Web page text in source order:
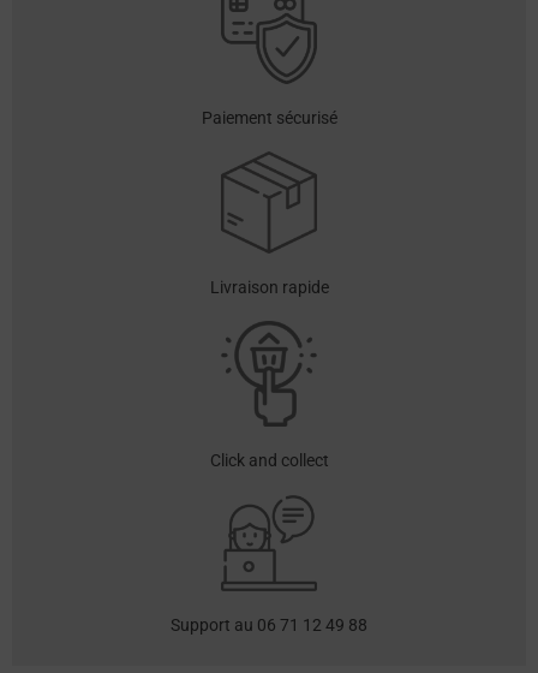
Paiement sécurisé
Livraison rapide
Click and collect
Support au 06 71 12 49 88